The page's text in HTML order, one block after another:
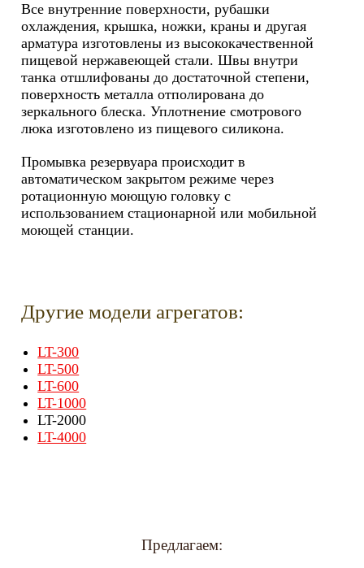
Все внутренние поверхности, рубашки
охлаждения, крышка, ножки, краны и другая
арматура изготовлены из высококачественной
пищевой нержавеющей стали. Швы внутри
танка отшлифованы до достаточной степени,
поверхность металла отполирована до
зеркального блеска. Уплотнение смотрового
люка изготовлено из пищевого силикона.
Промывка резервуара происходит в
автоматическом закрытом режиме через
ротационную моющую головку с
использованием стационарной или мобильной
моющей станции.
Другие модели агрегатов:
LT-300
LT-500
LT-600
LT-1000
LT-2000
LT-4000
Предлагаем: